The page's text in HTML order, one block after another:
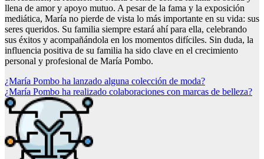
llena de amor y apoyo mutuo. A pesar de la fama y la exposición
mediática, María no pierde de vista lo más importante en su vida: sus
seres queridos. Su familia siempre estará ahí para ella, celebrando
sus éxitos y acompañándola en los momentos difíciles. Sin duda, la
influencia positiva de su familia ha sido clave en el crecimiento
personal y profesional de María Pombo.
Navegación
de
entradas
¿María Pombo ha lanzado alguna colección de moda?
¿María Pombo ha realizado colaboraciones con marcas de belleza?